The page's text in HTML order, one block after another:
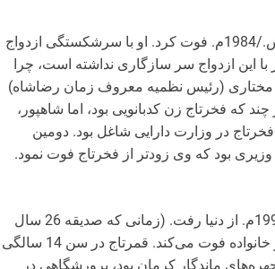
فخرتاج در سال 1324 هـ .ق./1906م.‌ متولد شد و در سال1363هـ .ش./1984م. فوت کرد. او با سر‌شکستگی ازدواج
این ازدواج سر سازگاری نداشته است، چرا
مختاری (رئیس نظمیه معروف زمان رضاشاه)
که فخرتاج زن کدبانویی بود، اما شاهپور،
در وزارت دارایی شاغل بود. دومین
وزیری بود که وی زودتر از فخرتاج فوت نمود.
قمرتاج درسال 1326هـ .ق./1908م. متولد و در سال1371هـ .ش./1992م. از دنیا رفت. (زمانی که صدیقه 26 سال
بوده) او آخرین فرزند میرزا هادی است. شش ماه پس از تولدش، پدر خانواده فوت می‌کند. قمرتاج در سن 14 سالگی
ماندگار کرمان بود، پرورشگاهی در